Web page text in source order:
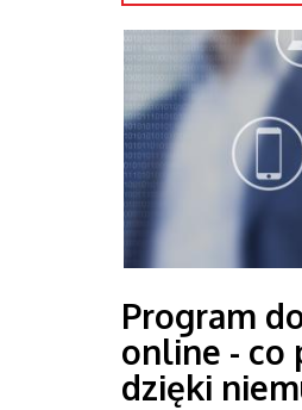
Program
online - co
dzięki